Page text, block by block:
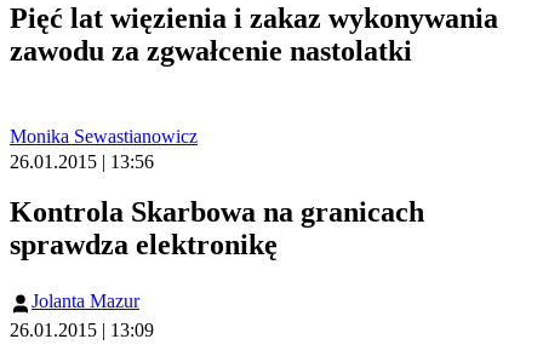
Pięć lat więzienia i zakaz wykonywania
zawodu za zgwałcenie nastolatki
Monika Sewastianowicz
26.01.2015 | 13:56
Kontrola Skarbowa na granicach
sprawdza elektronikę
Jolanta Mazur
26.01.2015 | 13:09